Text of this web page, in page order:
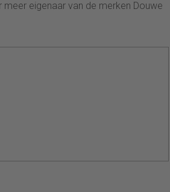
eigenaar van de merken Douwe